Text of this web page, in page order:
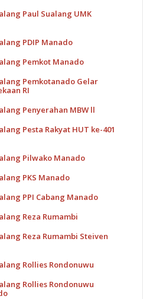
Paul Sualang UMK
PDIP Manado
Pemkot Manado
Pemkotanado Gelar
RI
Penyerahan MBW ll
Pesta Rakyat HUT ke-401
Pilwako Manado
PKS Manado
PPI Cabang Manado
Reza Rumambi
Reza Rumambi Steiven
Rollies Rondonuwu
Rollies Rondonuwu